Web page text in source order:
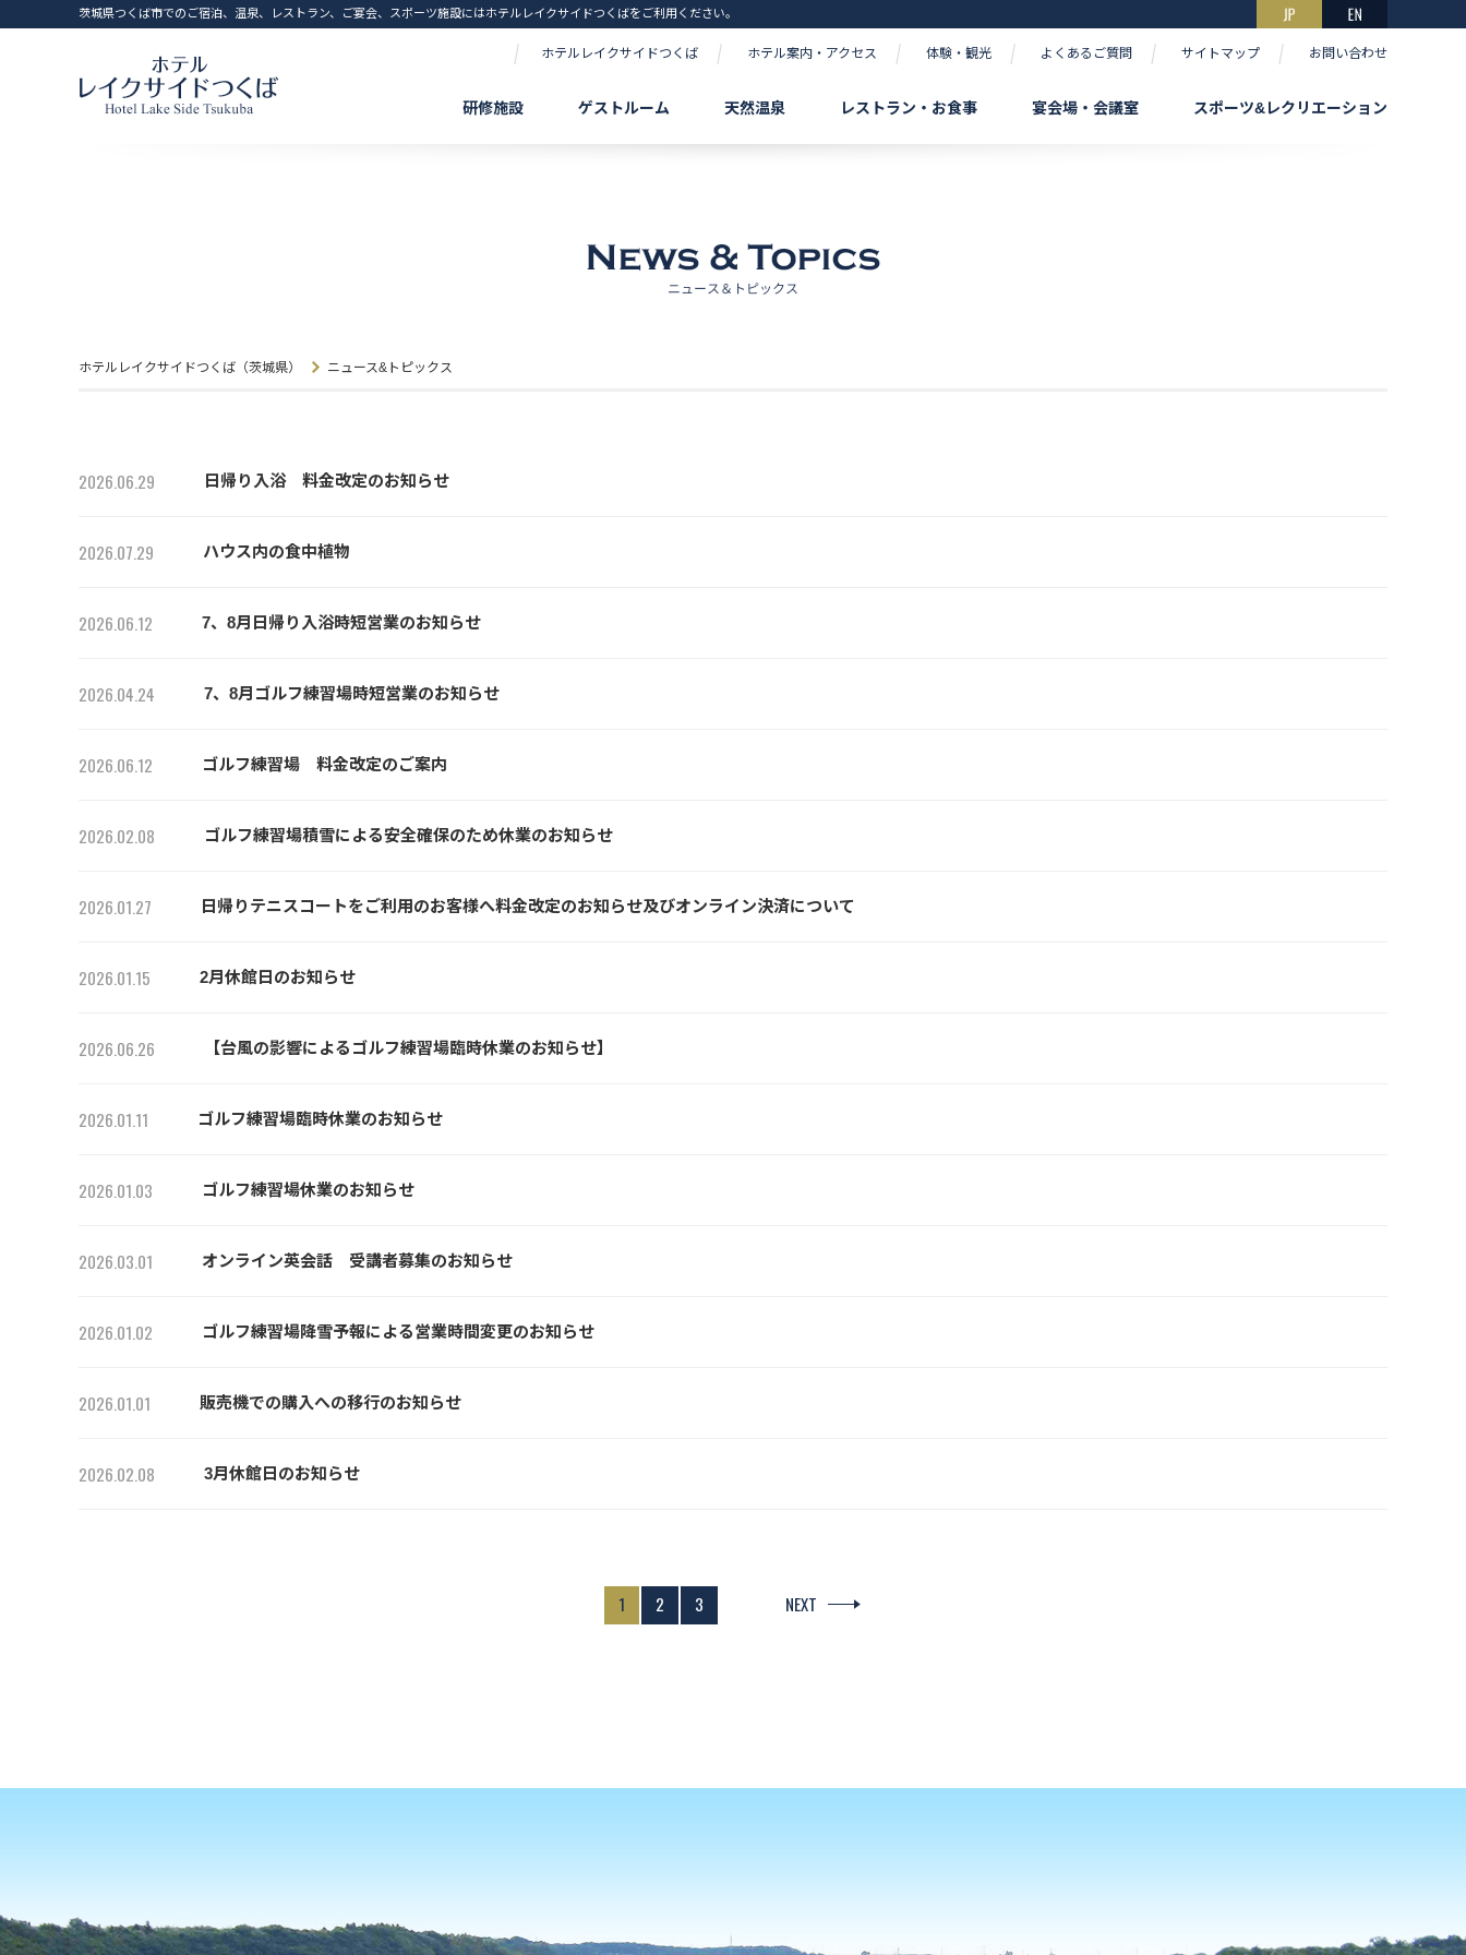
茨城県つくば市でのご宿泊、温泉、レストラン、ご宴会、スポーツ施設にはホテルレイクサイドつくばをご利用ください。
ホテルレイクサイドつくば ホテル案内・アクセス 体験・観光 よくあるご質問 サイトマップ お問い合わせ
研修施設 ゲストルーム 天然温泉 レストラン・お食事 宴会場・会議室 スポーツ&レクリエーション
ホテルレイクサイドつくば（茨城県） ニュース&トピックス
2026.06.29 日帰り入浴 料金改定のお知らせ
2026.07.29 ハウス内の食中植物
2026.06.12 7、8月日帰り入浴時短営業のお知らせ
2026.04.24 7、8月ゴルフ練習場時短営業のお知らせ
2026.06.12 ゴルフ練習場 料金改定のご案内
2026.02.08 ゴルフ練習場積雪による安全確保のため休業のお知らせ
2026.01.27 日帰りテニスコートをご利用のお客様へ料金改定のお知らせ及びオンライン決済について
2026.01.15 2月休館日のお知らせ
2026.06.26 【台風の影響によるゴルフ練習場臨時休業のお知らせ】
2026.01.11 ゴルフ練習場臨時休業のお知らせ
2026.01.03 ゴルフ練習場休業のお知らせ
2026.03.01 オンライン英会話 受講者募集のお知らせ
2026.01.02 ゴルフ練習場降雪予報による営業時間変更のお知らせ
2026.01.01 販売機での購入への移行のお知らせ
2026.02.08 3月休館日のお知らせ
1 2 3 NEXT